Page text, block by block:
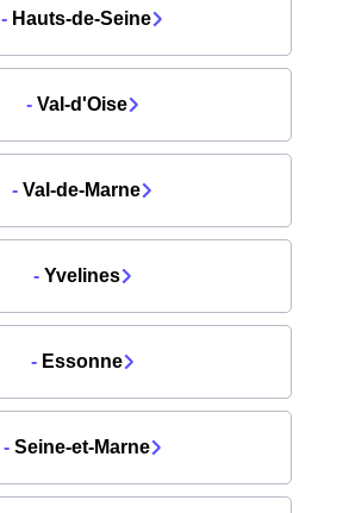
- Hauts-de-Seine
-Val-d'Oise
- Val-de-Marne
-Yvelines
-Essonne
-Seine-et-Marne